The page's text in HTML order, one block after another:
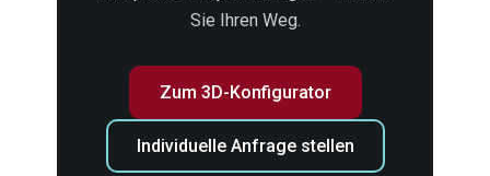
Sie Ihren Weg.
Zum 3D-Konfigurator
Individuelle Anfrage stellen